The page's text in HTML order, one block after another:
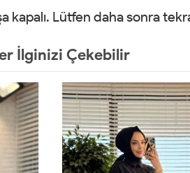
kapalı. Lütfen daha sonra
İlginizi Çekebilir